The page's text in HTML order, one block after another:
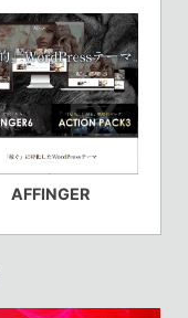
AFFINGER